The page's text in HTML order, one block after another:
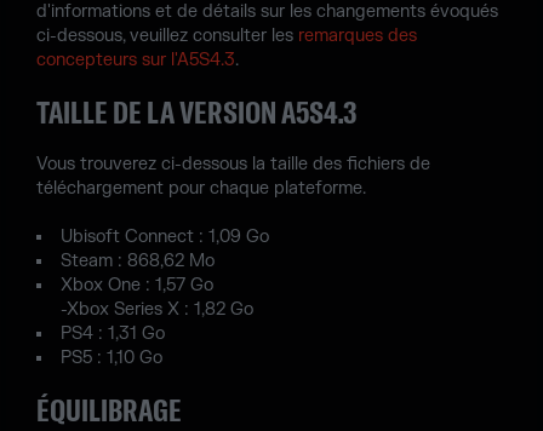
d'informations et de détails sur les changements évoqués
ci-dessous, veuillez consulter les remarques des
concepteurs sur l'A5S4.3.
TAILLE DE LA VERSION A5S4.3
Vous trouverez ci-dessous la taille des fichiers de
téléchargement pour chaque plateforme.
Ubisoft Connect : 1,09 Go
Steam : 868,62 Mo
Xbox One : 1,57 Go
-Xbox Series X : 1,82 Go
PS4 : 1,31 Go
PS5 : 1,10 Go
ÉQUILIBRAGE